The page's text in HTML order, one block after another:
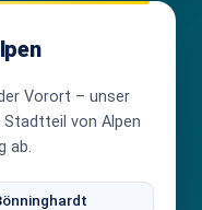
Vorort – unser
von Alpen
ab.